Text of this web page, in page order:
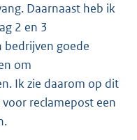
Daarnaast heb ik
2 en 3
bedrijven goede
om
Ik zie daarom op dit
reclamepost een